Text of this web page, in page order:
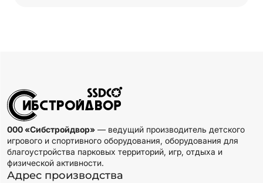
000 «Сибстройдвор» — ведущий производитель детского
игрового и спортивного оборудования, оборудования для
благоустройства парковых территорий, игр, отдыха и
физической активности.
Адрес производства